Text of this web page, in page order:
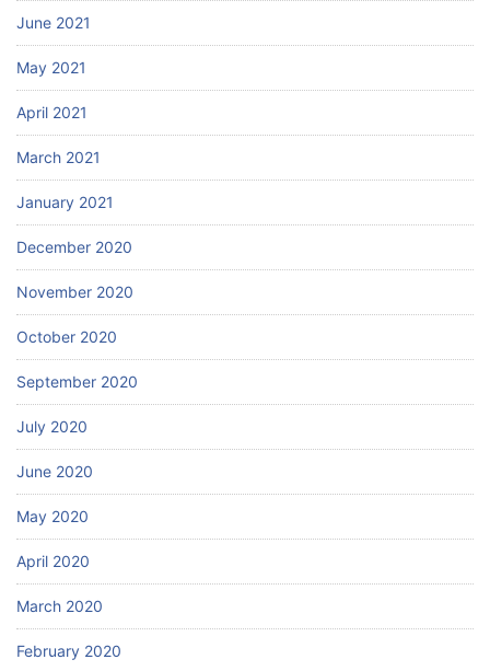
June 2021
May 2021
April 2021
March 2021
January 2021
December 2020
November 2020
October 2020
September 2020
July 2020
June 2020
May 2020
April 2020
March 2020
February 2020